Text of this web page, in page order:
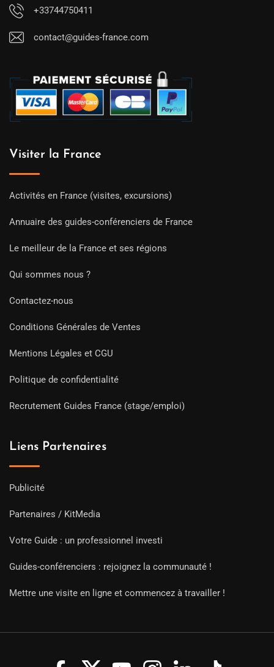
+33744750411
contact@guides-france.com
Visiter la France
Activités en France (visites, excursions)
Annuaire des guides-conférenciers de France
Le meilleur de la France et ses régions
Qui sommes nous ?
Contactez-nous
Conditions Générales de Ventes
Mentions Légales et CGU
Politique de confidentialité
Recrutement Guides France (stage/emploi)
Liens Partenaires
Publicité
Partenaires / KitMedia
Votre Guide : un professionnel investi
Guides-conférenciers : rejoignez la communauté !
Mettre une visite en ligne et commencez à travailler !